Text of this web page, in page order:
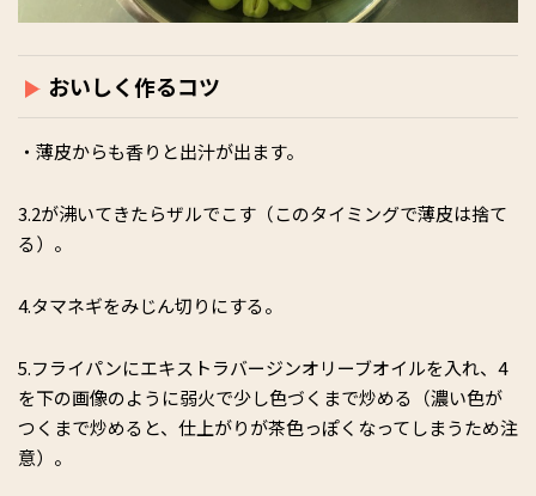
おいしく作るコツ
・薄皮からも香りと出汁が出ます。
3.2が沸いてきたらザルでこす（このタイミングで薄皮は捨て
る）。
4.タマネギをみじん切りにする。
5.フライパンにエキストラバージンオリーブオイルを入れ、4
を下の画像のように弱火で少し色づくまで炒める（濃い色が
つくまで炒めると、仕上がりが茶色っぽくなってしまうため注
意）。